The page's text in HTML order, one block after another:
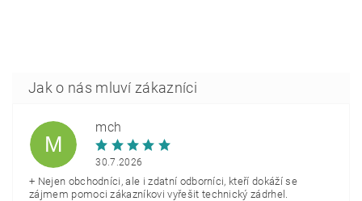
M
mch
30.7.2026
+ Nejen obchodníci, ale i zdatní odborníci, kteří dokáží se
zájmem pomoci zákazníkovi vyřešit technický zádrhel.